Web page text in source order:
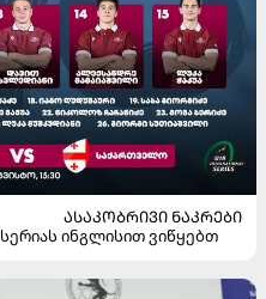
ᲐᲡᲐᲙᲝᲑᲠᲘᲕᲘ ᲜᲐᲙᲠᲔᲑᲘ
ინგლისით ვიწყებთ